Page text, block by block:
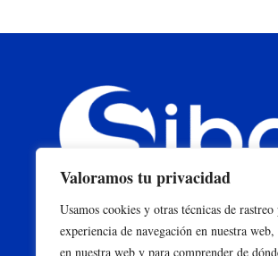
Valoramos tu privacidad
Usamos cookies y otras técnicas de
experiencia de navegación en nuestra
en nuestra web y para comprender de